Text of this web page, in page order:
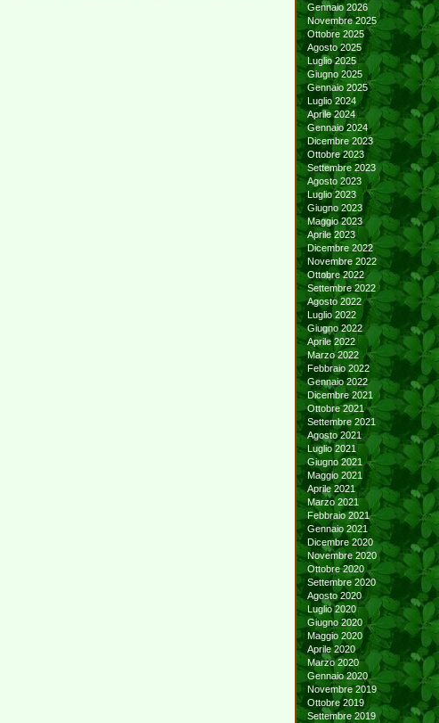
Gennaio 2026
Novembre 2025
Ottobre 2025
Agosto 2025
Luglio 2025
Giugno 2025
Gennaio 2025
Luglio 2024
Aprile 2024
Gennaio 2024
Dicembre 2023
Ottobre 2023
Settembre 2023
Agosto 2023
Luglio 2023
Giugno 2023
Maggio 2023
Aprile 2023
Dicembre 2022
Novembre 2022
Ottobre 2022
Settembre 2022
Agosto 2022
Luglio 2022
Giugno 2022
Aprile 2022
Marzo 2022
Febbraio 2022
Gennaio 2022
Dicembre 2021
Ottobre 2021
Settembre 2021
Agosto 2021
Luglio 2021
Giugno 2021
Maggio 2021
Aprile 2021
Marzo 2021
Febbraio 2021
Gennaio 2021
Dicembre 2020
Novembre 2020
Ottobre 2020
Settembre 2020
Agosto 2020
Luglio 2020
Giugno 2020
Maggio 2020
Aprile 2020
Marzo 2020
Gennaio 2020
Novembre 2019
Ottobre 2019
Settembre 2019